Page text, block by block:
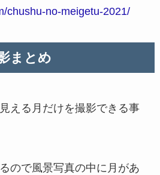
chushu-no-meigetu-2021/
まとめ
える月だけを撮影できる事
ので風景写真の中に月があ